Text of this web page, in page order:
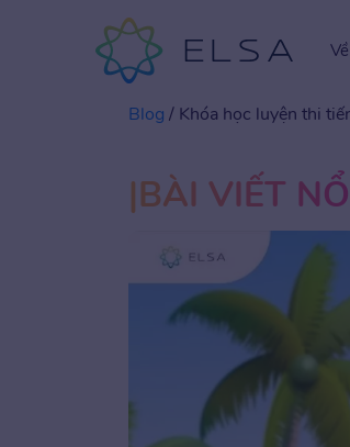
Blog / Khóa học luyện thi
BÀI VIẾT